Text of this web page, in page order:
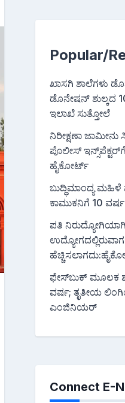
Popular/
ಖಾಸಗಿ ಶಾಲೆಗಳು
ಡೊನೇಷನ್ ಶುಲ್ಕದ
ಇಲಾಖೆ ಸುತ್ತೋಲೆ
ನಿರೀಕ್ಷಣಾ ಜಾಮೀನು
ಪೊಲೀಸ್
ಹೈಕೋರ್ಟ್
ಬುದ್ಧಿಮಾಂದ್ಯ ಮಹಿಳೆ
ಕಾಮುಕನಿಗೆ 10 ವರ್ಷ
ಪತಿ
ಫೇಸ್‌ಬುಕ್‌ ಮೂಲಕ
ವರ್ಷ; ತೃತೀಯ
ಎಂಜಿನಿಯರ್
Connect E-